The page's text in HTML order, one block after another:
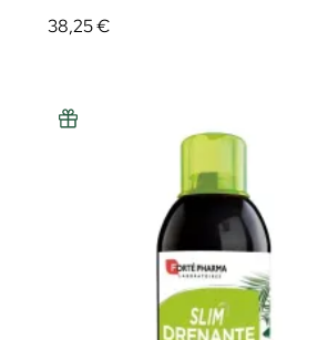
38,25 €